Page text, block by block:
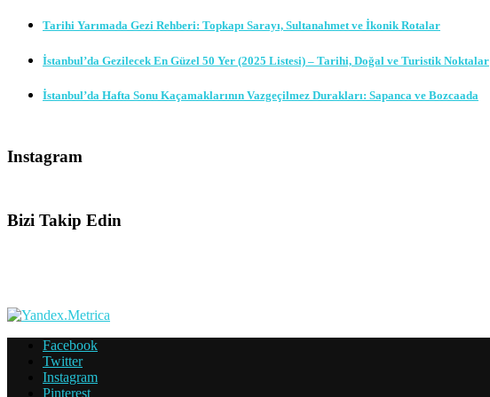
Tarihi Yarımada Gezi Rehberi: Topkapı Sarayı, Sultanahmet ve İkonik Rotalar
İstanbul’da Gezilecek En Güzel 50 Yer (2025 Listesi) – Tarihi, Doğal ve Turistik Noktalar
İstanbul’da Hafta Sonu Kaçamaklarının Vazgeçilmez Durakları: Sapanca ve Bozcaada
Instagram
Bizi Takip Edin
Facebook
Twitter
Instagram
Pinterest